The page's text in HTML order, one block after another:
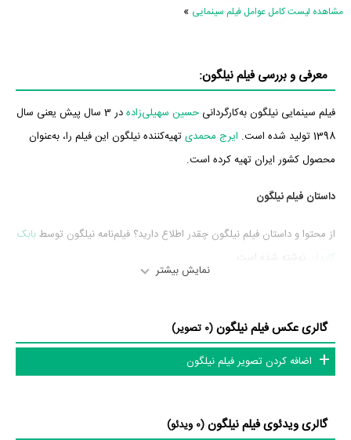
مشاهده لیست کامل عوامل فیلم سینمایی »
معرفی و بررسی فیلم نیلگون:
فیلم سینمایی نیلگون به‌کارگردانی حسین سهیلی‌زاده
در 3 سال پیش یعنی سال
1398 تولید شده است.
ایرج محمدیتهیه‌کننده نیلگون این فیلم را، به‌عنوان
محصول کشور ایران تهیه کرده است.
داستان فیلم نیلگون
از محتوا و داستان فیلم نیلگون چقدر اطلاع دارید؟ فیلم‌نامه نیلگون توسطبابک
کایدان
نوشته شده است.
فیلم نیلگون و کارنامه فعالیت کارگردان و بازیگران
اگر صدای نیلگون به‌گوشتان نشسته و یا از آن ناراضی هستید، شما را با
نمایش بیشتر
گالری عکس فیلم نیلگون(0 تصویر)
اضافه کردن تصویر فیلم نیلگون
گالری ویدئوی فیلم نیلگون(0 ویدئو)